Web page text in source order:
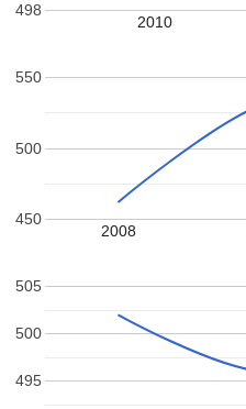
2010
498
2008
450
500
550
495
500
505